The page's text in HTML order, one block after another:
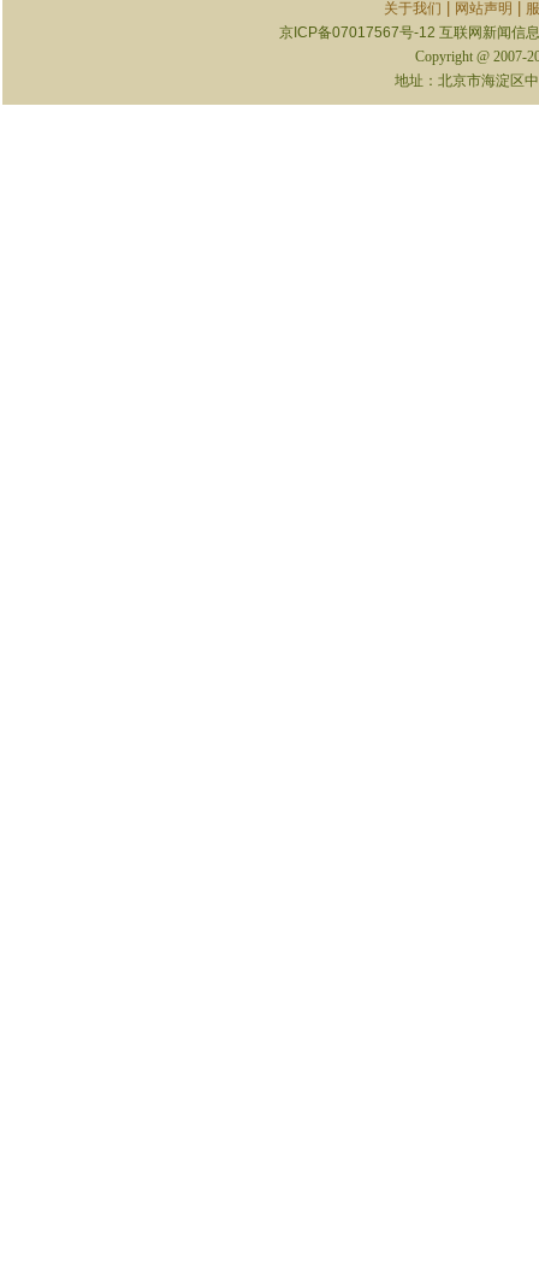
关于我们 | 网站声明 |
京ICP备07017567号-12 互联网新闻信
Copyright @ 2007-
地址：北京市海淀区